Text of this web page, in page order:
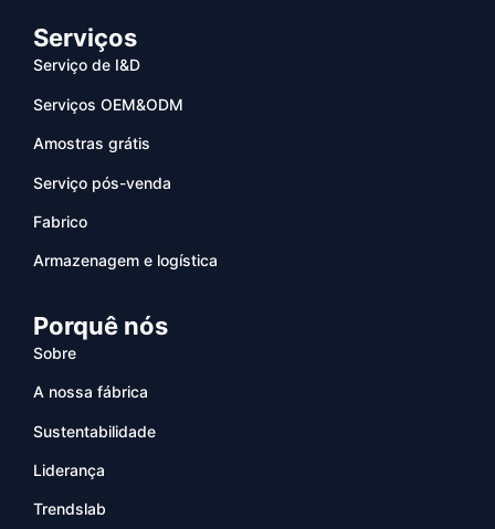
Serviços
Serviço de I&D
Serviços OEM&ODM
Amostras grátis
Serviço pós-venda
Fabrico
Armazenagem e logística
Porquê nós
Sobre
A nossa fábrica
Sustentabilidade
Liderança
Trendslab